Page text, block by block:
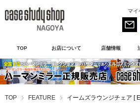
マイ
TOP お店について 店舗情報
TOP FEATURE イームズラウンジチェア [